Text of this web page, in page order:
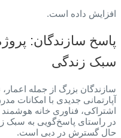
افزایش داده است.
پاسخ سازندگان:
سبک زندگی
سازندگان بزرگ از جمله
آپارتمانی جدیدی با امکانات
اشتراکی، فناوری خانه
در راستای پاسخ‌گویی به سبک
حال گسترش در دبی است.